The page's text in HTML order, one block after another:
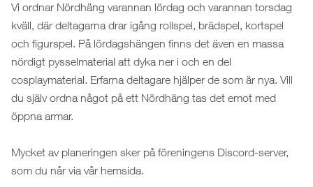
Vi ordnar Nördhäng varannan lördag och varannan torsdag
kväll, där deltagarna drar igång rollspel, brädspel, kortspel
och figurspel. På lördagshängen finns det även en massa
nördigt pysselmaterial att dyka ner i och en del
cosplaymaterial. Erfarna deltagare hjälper de som är nya. Vill
du själv ordna något på ett Nördhäng tas det emot med
öppna armar.
Mycket av planeringen sker på föreningens Discord-server,
som du når via vår hemsida.